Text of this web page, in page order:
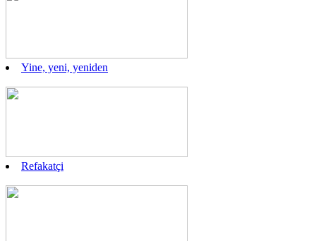
Yine, yeni, yeniden
Refakatçi